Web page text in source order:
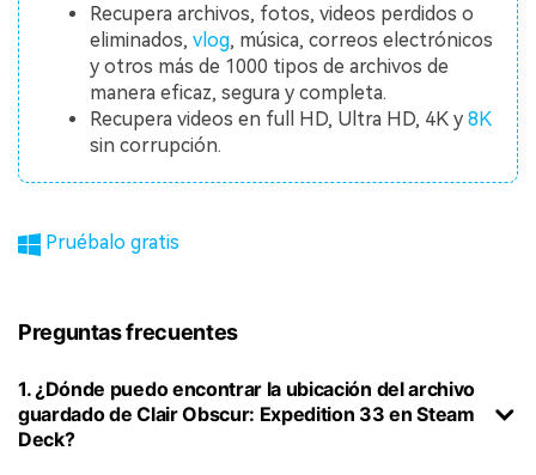
Recupera archivos, fotos, videos perdidos o
eliminados,vlog, música, correos electrónicos
y otros más de 1000 tipos de archivos de
manera eficaz, segura y completa.
Recupera videos en full HD, Ultra HD, 4K y8K
sin corrupción.
Pruébalo gratis
Preguntas frecuentes
1. ¿Dónde puedo encontrar la ubicación del archivo
guardado de Clair Obscur: Expedition 33 en Steam
Deck?